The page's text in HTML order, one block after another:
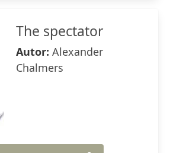
The spectator
Autor: Alexander
Chalmers